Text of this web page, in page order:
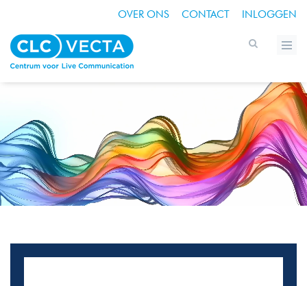
OVER ONS CONTACT INLOGGEN